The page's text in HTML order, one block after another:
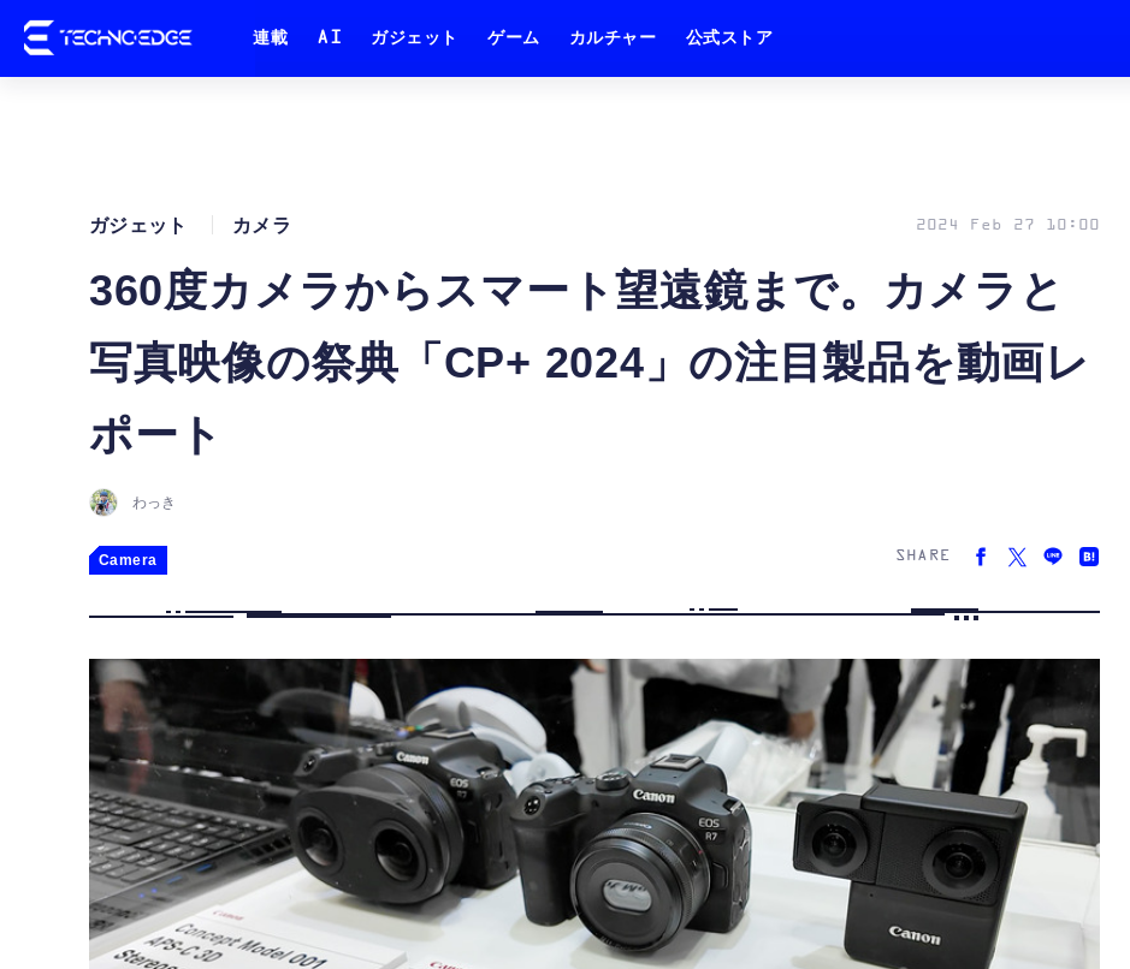
連載 AI ガジェット ゲーム カルチャー 公式ストア
360度カメラからスマート望遠鏡まで。カメラと
写真映像の祭典「CP+ 2024」の注目製品を動画レ
ポート
ガジェット カメラ 2024 Feb 27 10:00
わっき
Camera SHARE